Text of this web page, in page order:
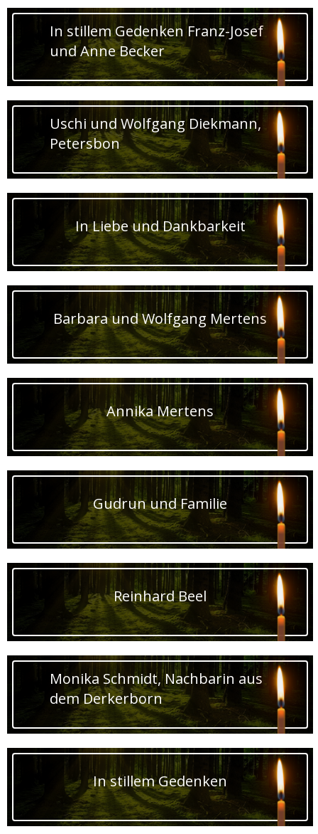
In stillem Gedenken Franz-Josef
und Anne Becker
Uschi und Wolfgang Diekmann,
Petersbon
In Liebe und Dankbarkeit
Barbara und Wolfgang Mertens
Annika Mertens
Gudrun und Familie
Reinhard Beel
Monika Schmidt, Nachbarin aus
dem Derkerborn
In stillem Gedenken